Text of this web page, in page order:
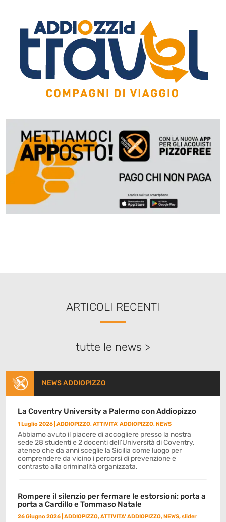
ARTICOLI RECENTI
tutte le news >
NEWS ADDIOPIZZO
La Coventry University a Palermo con Addiopizzo
1 Luglio 2026 |ADDIOPIZZO,ATTIVITA' ADDIOPIZZO,NEWS
Abbiamo avuto il piacere di accogliere presso la nostra
sede 28 studenti e 2 docenti dell’Università di Coventry,
ateneo che da anni sceglie la Sicilia come luogo per
comprendere da vicino i percorsi di prevenzione e
contrasto alla criminalità organizzata.
Rompere il silenzio per fermare le estorsioni: porta a
porta a Cardillo e Tommaso Natale
26 Giugno 2026 |ADDIOPIZZO,ATTIVITA' ADDIOPIZZO,NEWS,slider